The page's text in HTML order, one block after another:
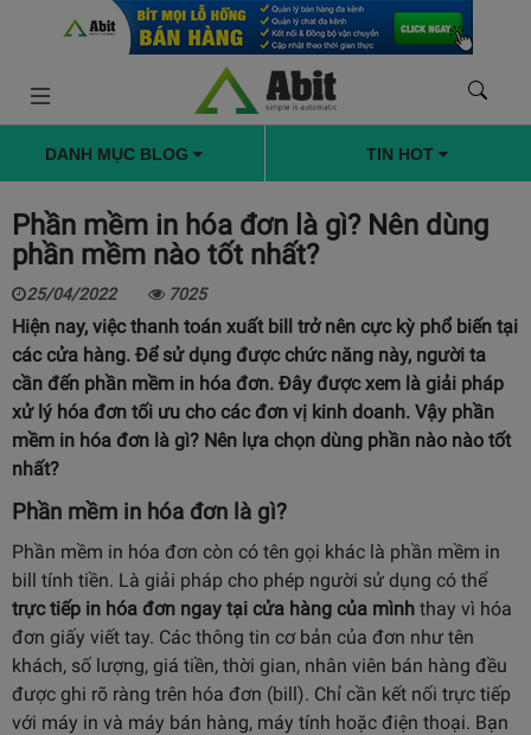
DANH MỤC BLOG TIN HOT
Phần mềm in hóa đơn là gì? Nên dùng
phần mềm nào tốt nhất?
25/04/2022 7025
Hiện nay, việc thanh toán xuất bill trở nên cực kỳ phổ biến tại
các cửa hàng. Để sử dụng được chức năng này, người ta
cần đến phần mềm in hóa đơn. Đây được xem là giải pháp
xử lý hóa đơn tối ưu cho các đơn vị kinh doanh. Vậy phần
mềm in hóa đơn là gì? Nên lựa chọn dùng phần nào nào tốt
nhất?
Phần mềm in hóa đơn là gì?
Phần mềm in hóa đơn còn có tên gọi khác là phần mềm in
bill tính tiền. Là giải pháp cho phép người sử dụng có thể
trực tiếp in hóa đơn ngay tại cửa hàng của mình thay vì hóa
đơn giấy viết tay. Các thông tin cơ bản của đơn như tên
khách, số lượng, giá tiền, thời gian, nhân viên bán hàng đều
được ghi rõ ràng trên hóa đơn (bill). Chỉ cần kết nối trực tiếp
với máy in và máy bán hàng, máy tính hoặc điện thoại. Bạn